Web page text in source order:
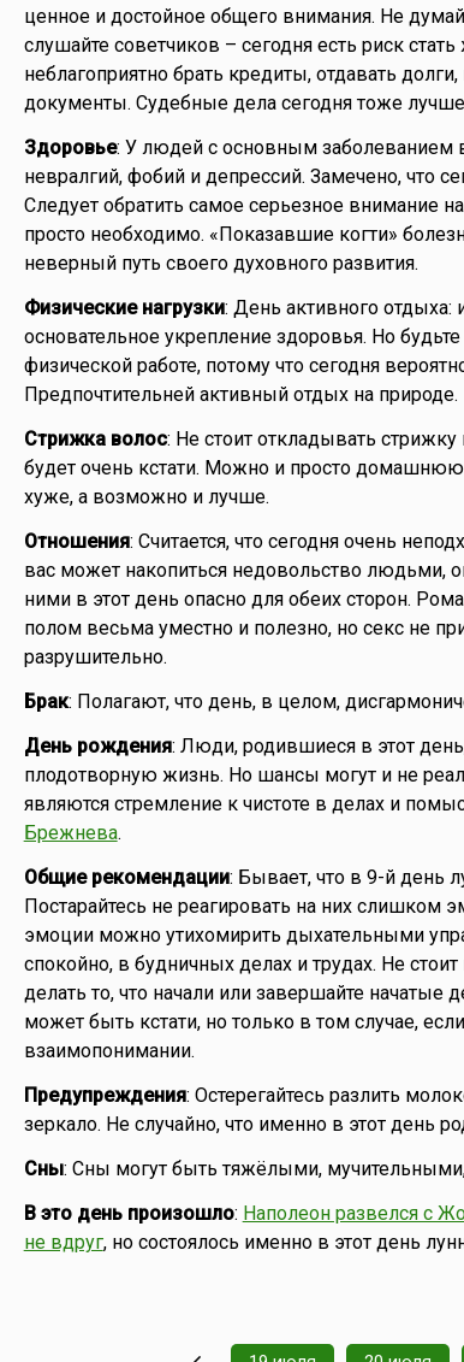
ценное и достойное общего внимания. Не
слушайте советчиков – сегодня есть риск
неблагоприятно брать кредиты, отдавать
документы. Судебные дела сегодня тоже
Здоровье: У людей с основным заболеванием
невралгий, фобий и депрессий. Замечено, что
Следует обратить самое серьезное внимание
просто необходимо. «Показавшие когти»
неверный путь своего духовного развития.
Физические нагрузки: День активного отдыха:
основательное укрепление здоровья. Но
физической работе, потому что сегодня
Предпочтительней активный отдых на природе.
Стрижка волос: Не стоит откладывать
будет очень кстати. Можно и просто домашнюю
хуже, а возможно и лучше.
Отношения: Считается, что сегодня очень
вас может накопиться недовольство людьми,
ними в этот день опасно для обеих сторон.
полом весьма уместно и полезно, но секс не
разрушительно.
Брак: Полагают, что день, в целом,
День рождения: Люди, родившиеся в этот
плодотворную жизнь. Но шансы могут и не
являются стремление к чистоте в делах и
Брежнева.
Общие рекомендации: Бывает, что в 9-й день
Постарайтесь не реагировать на них
эмоции можно утихомирить дыхательными
спокойно, в будничных делах и трудах. Не
делать то, что начали или завершайте
может быть кстати, но только в том случае,
взаимопонимании.
Предупреждения: Остерегайтесь разлить
зеркало. Не случайно, что именно в этот день
Сны: Сны могут быть тяжёлыми,
В это день произошло: Наполеон развелся с
не вдруг, но состоялось именно в этот день